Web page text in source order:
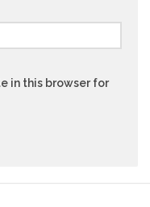
in this browser for